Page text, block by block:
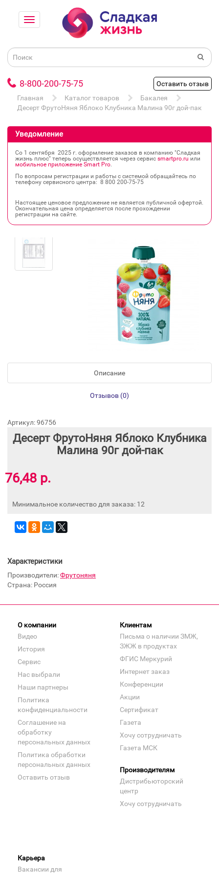
8-800-200-75-75
Оставить отзыв
Главная
Каталог товаров
Бакалея
Десерт ФрутоНяня Яблоко Клубника Малина 90г дой-пак
Уведомление
Со 1 сентября 2025 г. оформление заказов в компанию "Сладкая
жизнь плюс" теперь осуществляется через сервис smartpro.ru или
мобильное приложение Smart Pro.
По вопросам регистрации и работы с системой обращайтесь по
телефону сервисного центра: 8 800 200‐75‐75
Настоящее ценовое предложение не является публичной офертой.
Окончательная цена определяется после прохождении
регистрации на сайте.
Описание
Отзывов (0)
Артикул: 96756
Десерт ФрутоНяня Яблоко Клубника
Малина 90г дой-пак
76,48 р.
Минимальное количество для заказа: 12
Характеристики
Производители:Фрутоняня
Страна: Россия
О компании
Видео
История
Сервис
Нас выбрали
Наши партнеры
Политика
конфиденциальности
Соглашение на
обработку
персональных данных
Политика обработки
персональных данных
Оставить отзыв
Клиентам
Письма о наличии ЗМЖ,
ЗЖЖ в продуктах
ФГИС Меркурий
Интернет заказ
Конференции
Акции
Сертификат
Газета
Хочу сотрудничать
Газета МСК
Производителям
Дистрибьюторский
центр
Хочу сотрудничать
Карьера
Вакансии для